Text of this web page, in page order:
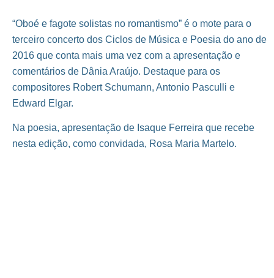
“Oboé e fagote solistas no romantismo” é o mote para o
terceiro concerto dos Ciclos de Música e Poesia do ano de
2016 que conta mais uma vez com a apresentação e
comentários de Dânia Araújo. Destaque para os
compositores Robert Schumann, Antonio Pasculli e
Edward Elgar.
Na poesia, apresentação de Isaque Ferreira que recebe
nesta edição, como convidada, Rosa Maria Martelo.